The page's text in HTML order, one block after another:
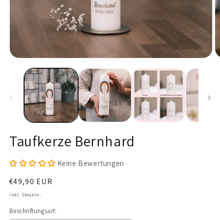
Modal
öffnen
Taufkerze Bernhard
Keine Bewertungen
Normaler
Preis
€49,90 EUR
Inkl. Steuern.
Beschriftungsart: